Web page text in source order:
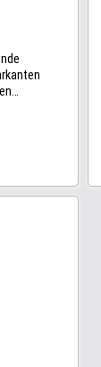
ist